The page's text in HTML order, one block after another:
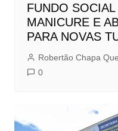
FUNDO
MANICURE E
PARA NOVAS
Robertão Chapa
0